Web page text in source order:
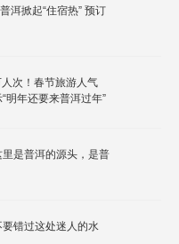
洱掀起“住宿热” 预订
次！春节旅游人气
明年还要来普洱过年”
是普洱的源头，是普
错过这处迷人的水